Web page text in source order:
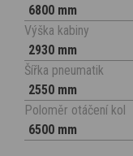
6800 mm
Výška kabiny
2930 mm
Šířka pneumatik
2550 mm
Poloměr otáčení kol
6500 mm